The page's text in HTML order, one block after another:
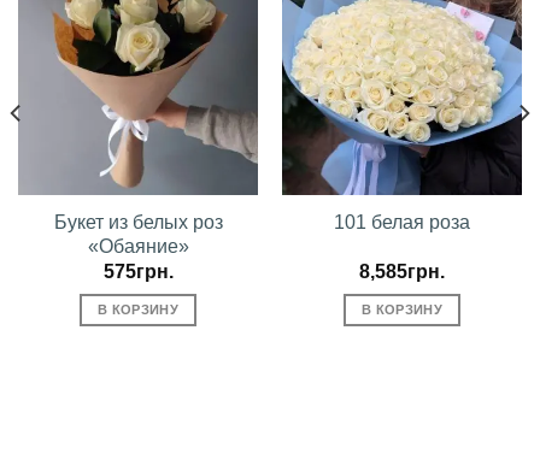
В
избранное
Букет из белых роз
«Обаяние»
575грн.
В КОРЗИНУ
В
избранное
101 белая роза
8,585грн.
В КОРЗИНУ